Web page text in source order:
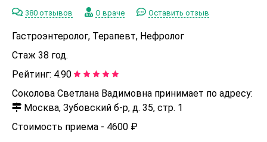
380 отзывов О враче Оставить отзыв
Гастроэнтеролог, Терапевт, Нефролог
Стаж 38 год.
Рейтинг: 4.90
Соколова Светлана Вадимовна принимает по адресу:
Москва, Зубовский б-р, д. 35, стр. 1
Стоимость приема - 4600 ₽